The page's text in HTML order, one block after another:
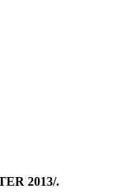
2013/.